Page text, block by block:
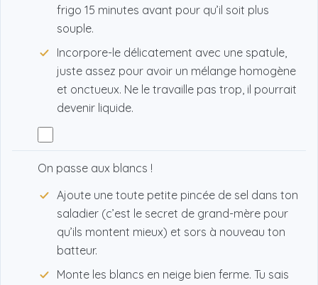
frigo 15 minutes avant pour qu’il soit plus
souple.
Incorpore-le délicatement avec une spatule,
juste assez pour avoir un mélange homogène
et onctueux. Ne le travaille pas trop, il pourrait
devenir liquide.
On passe aux blancs !
Ajoute une toute petite pincée de sel dans ton
saladier (c’est le secret de grand-mère pour
qu’ils montent mieux) et sors à nouveau ton
batteur.
Monte les blancs en neige bien ferme. Tu sais